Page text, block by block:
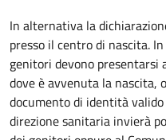
In alternativa la
presso il centro di nascita.
genitori devono presentarsi
dove è avvenuta la nascita,
documento di identità
direzione sanitaria invierà